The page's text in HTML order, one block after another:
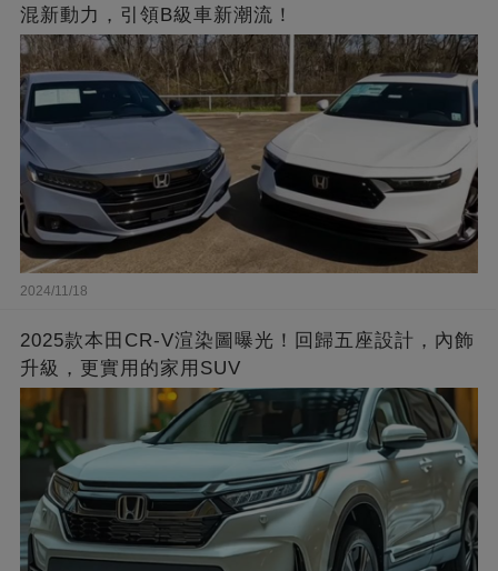
混新動力，引領B級車新潮流！
2024/11/18
2025款本田CR-V渲染圖曝光！回歸五座設計，內飾
升級，更實用的家用SUV